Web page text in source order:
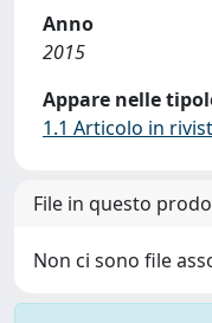
Anno
2015
Appare nelle
1.1 Articolo in
File in questo
Non ci sono file